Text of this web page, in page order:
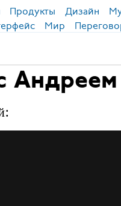
Продукты Дизайн
Мир